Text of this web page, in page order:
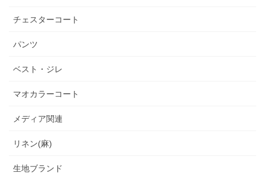
チェスターコート
パンツ
ベスト・ジレ
マオカラーコート
メディア関連
リネン(麻)
生地ブランド